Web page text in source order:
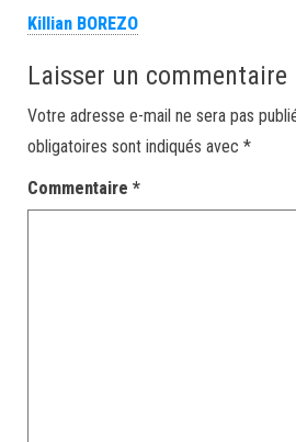
Killian BOREZO
Laisser un commentaire
Votre adresse e-mail ne sera pas
obligatoires sont indiqués avec *
Commentaire *